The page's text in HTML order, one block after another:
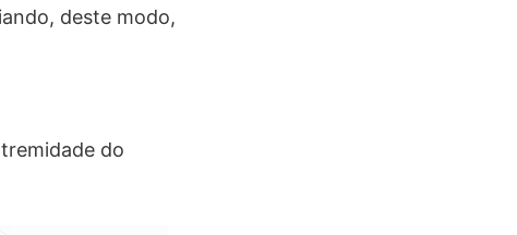
deste modo,
do